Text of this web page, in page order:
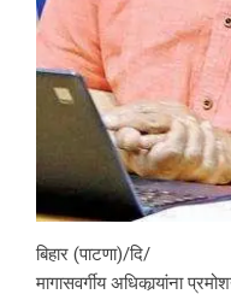
बिहार (पाटणा)/दि/
मागासवर्गीय अधिकार्‍यांना